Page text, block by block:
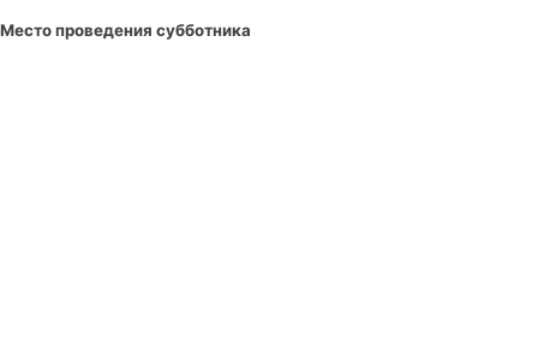
Место проведения субботника